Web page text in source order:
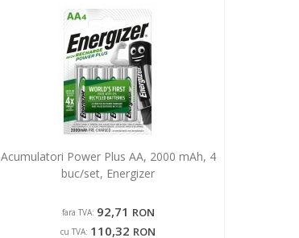
Acumulatori Power Plus AA, 2000 mAh, 4
buc/set, Energizer
fara TVA: 92,71 RON
cu TVA: 110,32 RON